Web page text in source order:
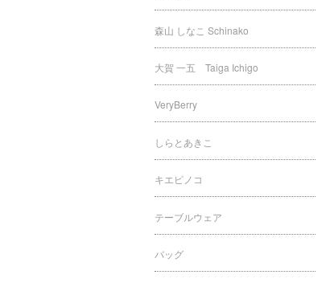
森山 しなこ Schinako
大賀 一五 Taiga Ichigo
VeryBerry
しらとあきこ
キエピノコ
テーブルウェア
バッグ